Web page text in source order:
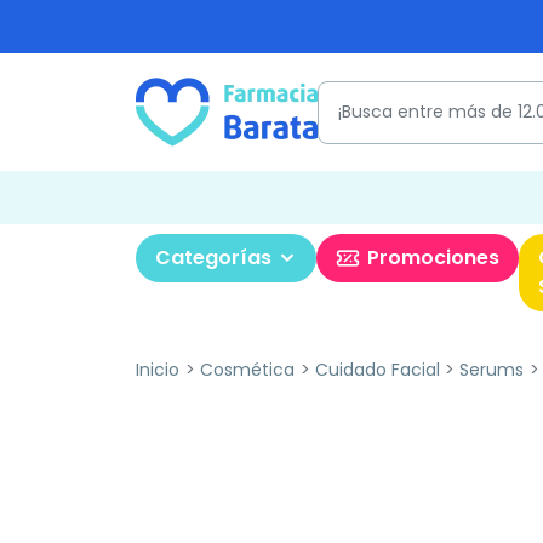
Categorías Promociones
Inicio Cosmética Cuidado Facial Serums